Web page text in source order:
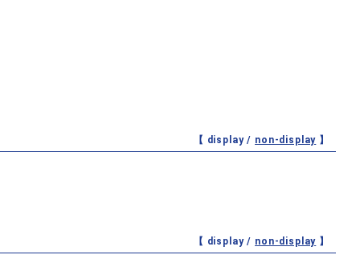
【 display / non-display 】
【 display / non-display 】